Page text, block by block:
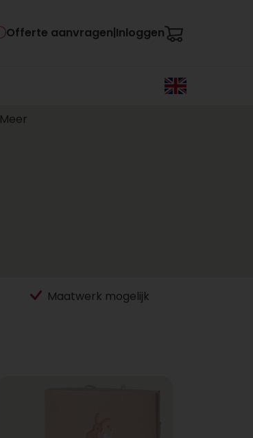
Offerte aanvragen Inloggen
Meer
Maatwerk mogelijk